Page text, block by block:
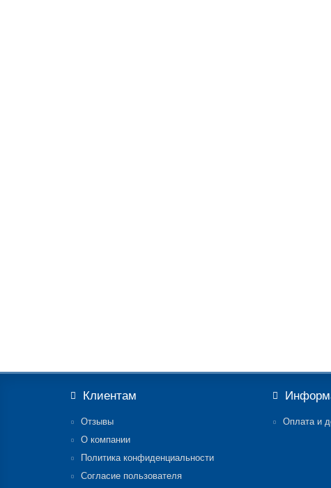
Клиентам
Отзывы
О компании
Политика конфиденциальности
Согласие пользователя
Оплата и